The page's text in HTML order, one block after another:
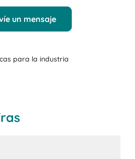
un mensaje
para la industria